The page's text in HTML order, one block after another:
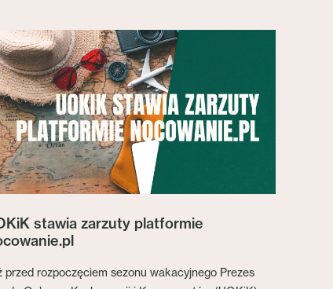
stawia zarzuty platformie
przed rozpoczęciem sezonu wakacyjnego Prezes